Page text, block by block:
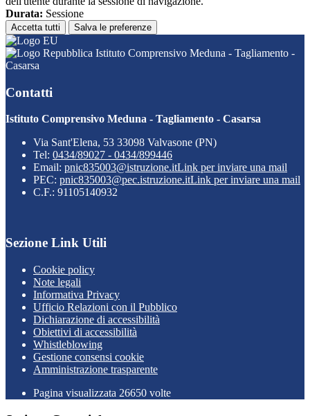
Durata: Sessione
Accetta tutti Salva le preferenze
Istituto Comprensivo Meduna - Tagliamento -
Casarsa
Contatti
Istituto Comprensivo Meduna - Tagliamento - Casarsa
Via Sant'Elena, 53 33098 Valvasone (PN)
Tel: 0434/89027 - 0434/899446
Email: pnic835003@istruzione.itLink per inviare una mail
PEC: pnic835003@pec.istruzione.itLink per inviare una mail
C.F.: 91105140932
Sezione Link Utili
Cookie policy
Note legali
Informativa Privacy
Ufficio Relazioni con il Pubblico
Dichiarazione di accessibilità
Obiettivi di accessibilità
Whistleblowing
Gestione consensi cookie
Amministrazione trasparente
Pagina visualizzata 26650 volte